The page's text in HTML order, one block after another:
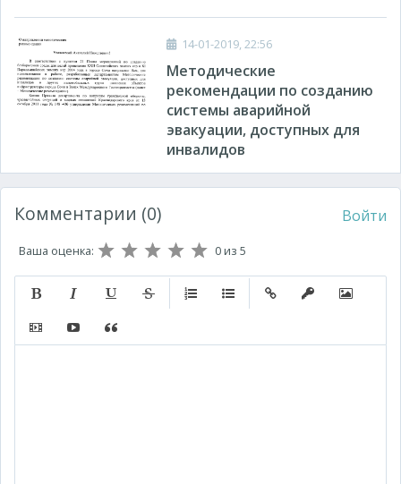
14-01-2019, 22:56
Методические
рекомендации по созданию
системы аварийной
эвакуации, доступных для
инвалидов
Комментарии (0) Войти
Ваша оценка: 0из 5
Вставить видео
Вставка контента с других сервисов (Youtube,
Вставка цитаты